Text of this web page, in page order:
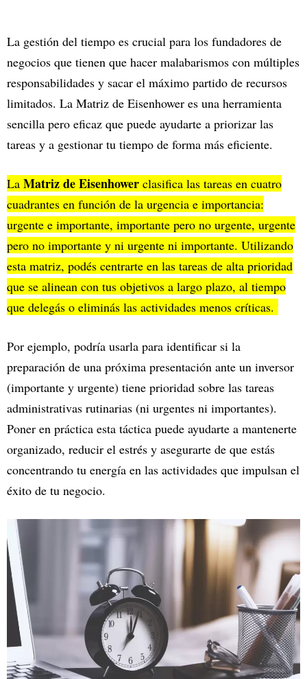
La gestión del tiempo es crucial para los fundadores de
negocios que tienen que hacer malabarismos con múltiples
responsabilidades y sacar el máximo partido de recursos
limitados. La Matriz de Eisenhower es una herramienta
sencilla pero eficaz que puede ayudarte a priorizar las
tareas y a gestionar tu tiempo de forma más eficiente.
La Matriz de Eisenhower clasifica las tareas en cuatro
cuadrantes en función de la urgencia e importancia:
urgente e importante, importante pero no urgente, urgente
pero no importante y ni urgente ni importante. Utilizando
esta matriz, podés centrarte en las tareas de alta prioridad
que se alinean con tus objetivos a largo plazo, al tiempo
que delegás o eliminás las actividades menos críticas.
Por ejemplo, podría usarla para identificar si la
preparación de una próxima presentación ante un inversor
(importante y urgente) tiene prioridad sobre las tareas
administrativas rutinarias (ni urgentes ni importantes).
Poner en práctica esta táctica puede ayudarte a mantenerte
organizado, reducir el estrés y asegurarte de que estás
concentrando tu energía en las actividades que impulsan el
éxito de tu negocio.